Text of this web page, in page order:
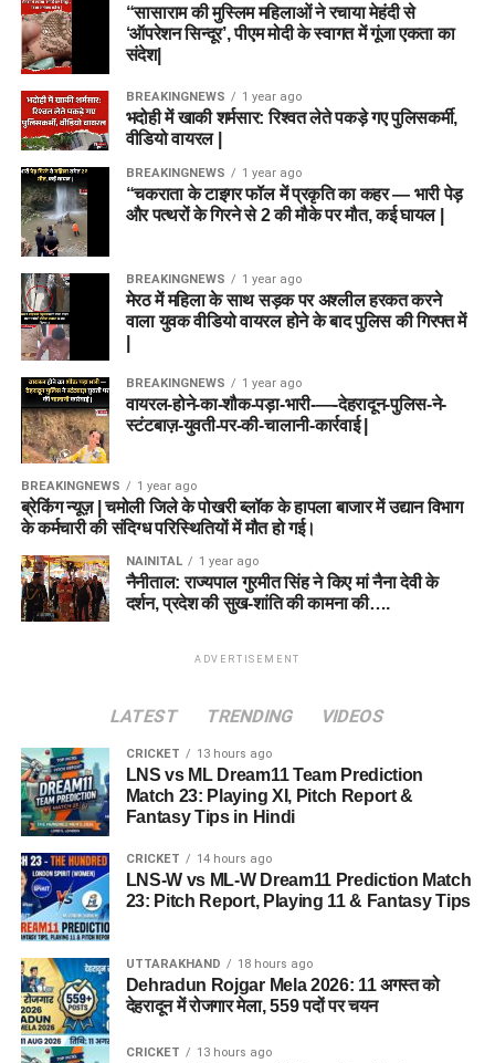
“सासाराम की मुस्लिम महिलाओं ने रचाया मेहंदी से
‘ऑपरेशन सिन्दूर’, पीएम मोदी के स्वागत में गूंजा एकता का
संदेश|
BREAKINGNEWS 1 year ago
भदोही में खाकी शर्मसार: रिश्वत लेते पकड़े गए पुलिसकर्मी,
वीडियो वायरल |
BREAKINGNEWS 1 year ago
“चकराता के टाइगर फॉल में प्रकृति का कहर — भारी पेड़
और पत्थरों के गिरने से 2 की मौके पर मौत, कई घायल |
BREAKINGNEWS 1 year ago
मेरठ में महिला के साथ सड़क पर अश्लील हरकत करने
वाला युवक वीडियो वायरल होने के बाद पुलिस की गिरफ्त में
BREAKINGNEWS 1 year ago
वायरल-होने-का-शौक-पड़ा-भारी-—-देहरादून-पुलिस-ने-
स्टंटबाज़-युवती-पर-की-चालानी-कार्रवाई |
BREAKINGNEWS 1 year ago
ब्रेकिंग न्यूज़ | चमोली जिले के पोखरी ब्लॉक के हापला बाजार में उद्यान विभाग
के कर्मचारी की संदिग्ध परिस्थितियों में मौत हो गई।
NAINITAL 1 year ago
नैनीताल: राज्यपाल गुरमीत सिंह ने किए मां नैना देवी के
दर्शन, प्रदेश की सुख-शांति की कामना की….
ADVERTISEMENT
LATEST TRENDING VIDEOS
CRICKET 13 hours ago
LNS vs ML Dream11 Team Prediction
Match 23: Playing XI, Pitch Report &
Fantasy Tips in Hindi
CRICKET 14 hours ago
LNS-W vs ML-W Dream11 Prediction Match
23: Pitch Report, Playing 11 & Fantasy Tips
UTTARAKHAND 18 hours ago
Dehradun Rojgar Mela 2026: 11 अगस्त को
देहरादून में रोजगार मेला, 559 पदों पर चयन
CRICKET 13 hours ago